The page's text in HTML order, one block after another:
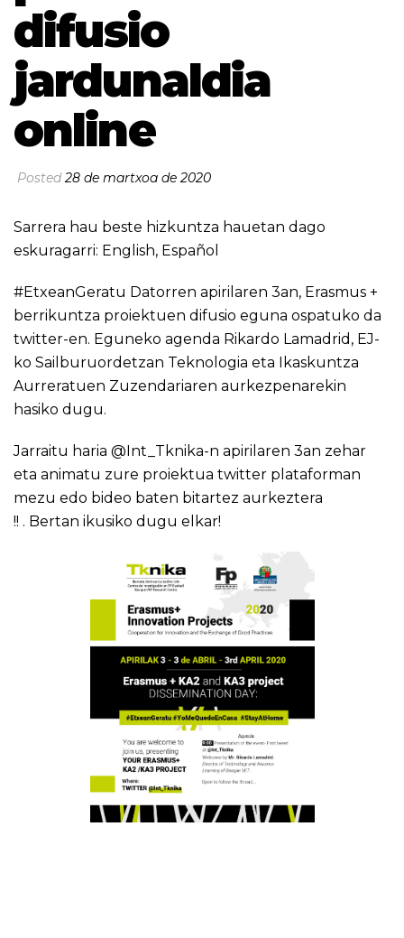
difusio
jardunaldia
online
Posted28 de martxoa de 2020
Sarrera hau beste hizkuntza hauetan dago
eskuragarri: English, Español
#EtxeanGeratu Datorren apirilaren 3an, Erasmus +
berrikuntza proiektuen difusio eguna ospatuko da
twitter-en. Eguneko agenda Rikardo Lamadrid, EJ-
ko Sailburuordetzan Teknologia eta Ikaskuntza
Aurreratuen Zuzendariaren aurkezpenarekin
hasiko dugu.
Jarraitu haria @Int_Tknika-n apirilaren 3an zehar
eta animatu zure proiektua twitter plataforman
mezu edo bideo baten bitartez aurkeztera
!! . Bertan ikusiko dugu elkar!